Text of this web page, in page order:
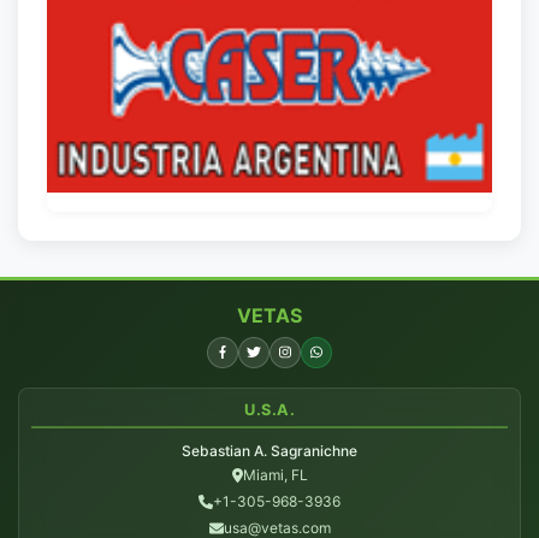
VETAS
U.S.A.
Sebastian A. Sagranichne
Miami, FL
+1-305-968-3936
usa@vetas.com